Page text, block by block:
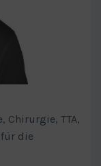
Chirurgie, TTA,
für die